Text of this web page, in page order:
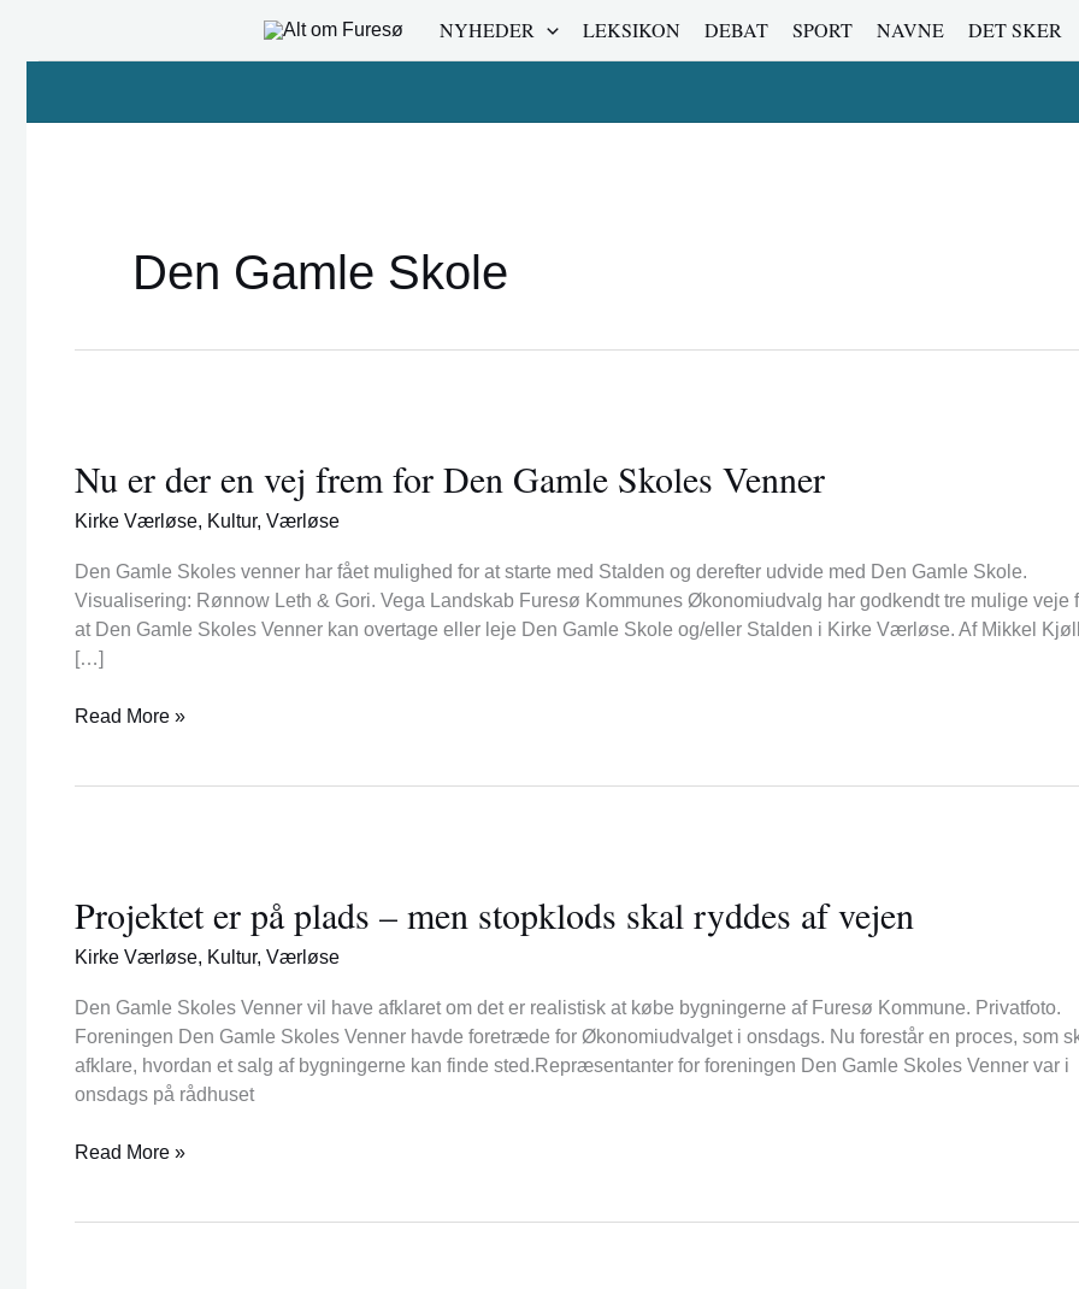
NYHEDER LEKSIKON DEBAT SPORT NAVNE DET SKER
Den Gamle Skole
Nu er der en vej frem for Den Gamle Skoles Venner
Kirke Værløse, Kultur, Værløse
Den Gamle Skoles venner har fået mulighed for at starte med Stalden og derefter udvide med Den Gamle Skole.
Visualisering: Rønnow Leth & Gori. Vega Landskab Furesø Kommunes Økonomiudvalg har godkendt tre mulige veje
at Den Gamle Skoles Venner kan overtage eller leje Den Gamle Skole og/eller Stalden i Kirke Værløse. Af Mikkel
[…]
der
en
vej
for
Den
Gamle
Skoles
Read More »
Projektet er på plads – men stopklods skal ryddes af vejen
Kirke Værløse, Kultur, Værløse
Den Gamle Skoles Venner vil have afklaret om det er realistisk at købe bygningerne af Furesø Kommune. Privatfoto.
Foreningen Den Gamle Skoles Venner havde foretræde for Økonomiudvalget i onsdags. Nu forestår en proces, som
afklare, hvordan et salg af bygningerne kan finde sted.Repræsentanter for foreningen Den Gamle Skoles Venner var i
onsdags på rådhuset
på
plads
–
stopklods
skal
ryddes
af
Read More »